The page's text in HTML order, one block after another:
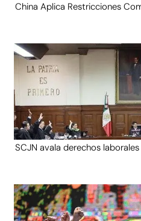
China Aplica Restricciones
SCJN avala derechos